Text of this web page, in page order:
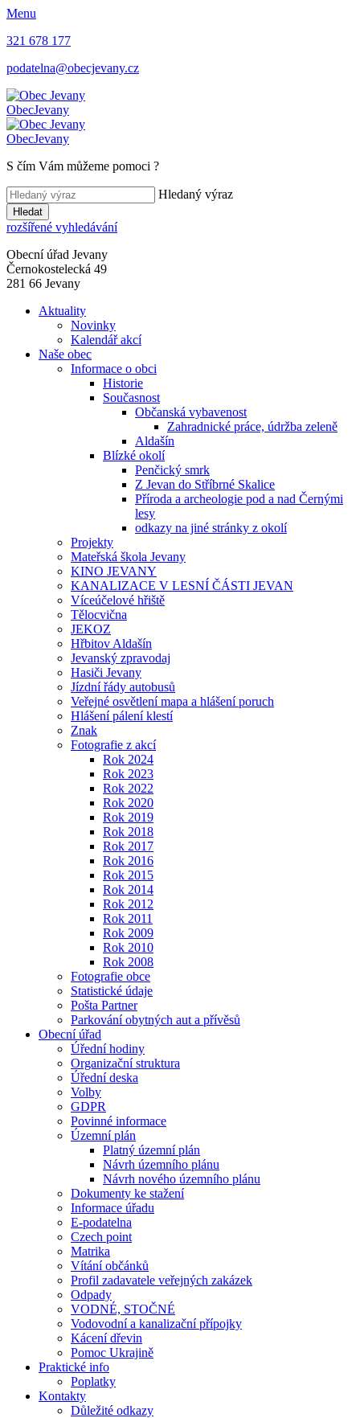
Menu
321 678 177
podatelna@obecjevany.cz
ObecJevany
ObecJevany
S čím Vám můžeme pomoci ?
Hledaný výraz
Hledat
rozšířené vyhledávání
Obecní úřad Jevany
Černokostelecká 49
281 66 Jevany
Aktuality
Novinky
Kalendář akcí
Naše obec
Informace o obci
Historie
Současnost
Občanská vybavenost
Zahradnické práce, údržba zeleně
Aldašín
Blízké okolí
Penčický smrk
Z Jevan do Stříbrné Skalice
Příroda a archeologie pod a nad Černými
lesy
odkazy na jiné stránky z okolí
Projekty
Mateřská škola Jevany
KINO JEVANY
KANALIZACE V LESNÍ ČÁSTI JEVAN
Víceúčelové hřiště
Tělocvična
JEKOZ
Hřbitov Aldašín
Jevanský zpravodaj
Hasiči Jevany
Jízdní řády autobusů
Veřejné osvětlení mapa a hlášení poruch
Hlášení pálení klestí
Znak
Fotografie z akcí
Rok 2024
Rok 2023
Rok 2022
Rok 2020
Rok 2019
Rok 2018
Rok 2017
Rok 2016
Rok 2015
Rok 2014
Rok 2012
Rok 2011
Rok 2009
Rok 2010
Rok 2008
Fotografie obce
Statistické údaje
Pošta Partner
Parkování obytných aut a přívěsů
Obecní úřad
Úřední hodiny
Organizační struktura
Úřední deska
Volby
GDPR
Povinné informace
Územní plán
Platný územní plán
Návrh územního plánu
Návrh nového územního plánu
Dokumenty ke stažení
Informace úřadu
E-podatelna
Czech point
Matrika
Vítání občánků
Profil zadavatele veřejných zakázek
Odpady
VODNÉ, STOČNÉ
Vodovodní a kanalizační přípojky
Kácení dřevin
Pomoc Ukrajině
Praktické info
Poplatky
Kontakty
Důležité odkazy